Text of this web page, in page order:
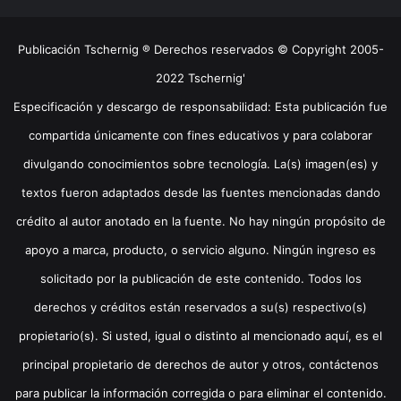
Publicación Tschernig ® Derechos reservados © Copyright 2005-
2022 Tschernig'
Especificación y descargo de responsabilidad: Esta publicación fue
compartida únicamente con fines educativos y para colaborar
divulgando conocimientos sobre tecnología. La(s) imagen(es) y
textos fueron adaptados desde las fuentes mencionadas dando
crédito al autor anotado en la fuente. No hay ningún propósito de
apoyo a marca, producto, o servicio alguno. Ningún ingreso es
solicitado por la publicación de este contenido. Todos los
derechos y créditos están reservados a su(s) respectivo(s)
propietario(s). Si usted, igual o distinto al mencionado aquí, es el
principal propietario de derechos de autor y otros, contáctenos
para publicar la información corregida o para eliminar el contenido.